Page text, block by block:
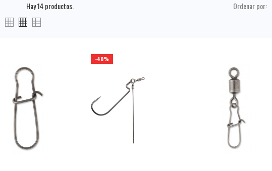
Hay 14 productos. Ordenar por:
-40%